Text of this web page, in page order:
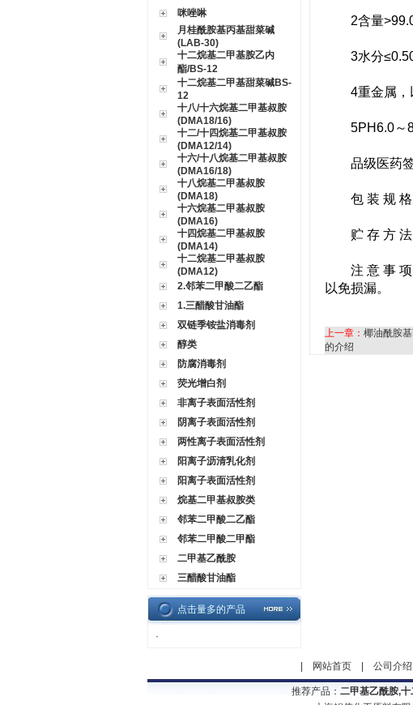
咪唑啉
月桂酰胺基丙基甜菜碱
(LAB-30)
十二烷基二甲基胺乙内
酯/BS-12
十二烷基二甲基甜菜碱BS-
12
十八/十六烷基二甲基叔胺
(DMA18/16)
十二/十四烷基二甲基叔胺
(DMA12/14)
十六/十八烷基二甲基叔胺
(DMA16/18)
十八烷基二甲基叔胺
(DMA18)
十六烷基二甲基叔胺
(DMA16)
十四烷基二甲基叔胺
(DMA14)
十二烷基二甲基叔胺
(DMA12)
2.邻苯二甲酸二乙酯
1.三醋酸甘油酯
双链季铵盐消毒剂
醇类
防腐消毒剂
荧光增白剂
非离子表面活性剂
阴离子表面活性剂
两性离子表面活性剂
阳离子沥清乳化剂
阳离子表面活性剂
烷基二甲基叔胺类
邻苯二甲酸二乙酯
邻苯二甲酸二甲酯
二甲基乙酰胺
三醋酸甘油酯
点击量多的产品
·
2含量>99.0
3水分
4重金属，
5PH6.0～
品级医药签
包 装 规 格
贮 存 方 法
注 意 事 项
以免损漏。
上一章： 椰油酰胺
的介绍
网站首页| 公司介绍
推荐产品： 二甲基乙酰胺,